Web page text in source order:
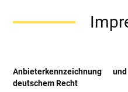
Anbieterkennzeichnung
deutschem Recht